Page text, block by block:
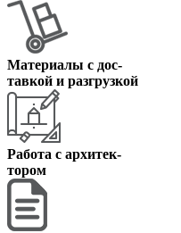
Материалы с дос-
тавкой и разгрузкой
Работа с архитек-
тором